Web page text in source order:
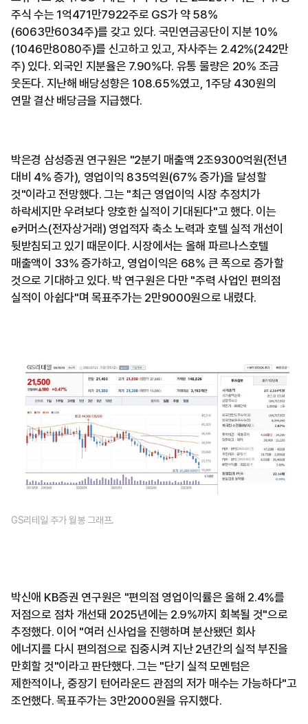
주식 수는 1억471만7922주로 GS가 약 58%
(6063만6034주)를 갖고 있다. 국민연금공단이 지분 10%
(1046만8080주)를 신고하고 있고, 자사주는 2.42%(242만
주) 있다. 외국인 지분율은 7.90%다. 유통 물량은 20% 조금
웃돈다. 지난해 배당성향은 108.65%였고, 1주당 430원의
연말 결산 배당금을 지급했다.
박은경 삼성증권 연구원은 "2분기 매출액 2조9300억원(전년
대비 4% 증가), 영업이익 835억원(67% 증가)을 달성할
것"이라고 전망했다. 그는 "최근 영업이익 시장 추정치가
하락세지만 우려보다 양호한 실적이 기대된다"고 했다. 이는
e커머스(전자상거래) 영업적자 축소 노력과 호텔 실적 개선이
뒷받침되고 있기 때문이다. 시장에서는 올해 파르나스호텔
매출액이 33% 증가하고, 영업이익은 68% 큰 폭으로 증가할
것으로 기대하고 있다. 박 연구원은 다만 "주력 사업인 편의점
실적이 아쉽다"며 목표주가는 2만9000원으로 내렸다.
GS리테일 주가 월봉 그래프.
박신애 KB증권 연구원은 "편의점 영업이익률은 올해 2.4%를
저점으로 점차 개선돼 2025년에는 2.9%까지 회복될 것"으로
추정했다. 이어 "여러 신사업을 진행하며 분산됐던 회사
에너지를 다시 편의점으로 집중시켜 지난 2년간의 실적 부진을
만회할 것"이라고 판단했다. 그는 "단기 실적 모멘텀은
제한적이나, 중장기 턴어라운드 관점의 저가 매수는 가능하다"고
조언했다. 목표주가는 3만2000원을 유지했다.